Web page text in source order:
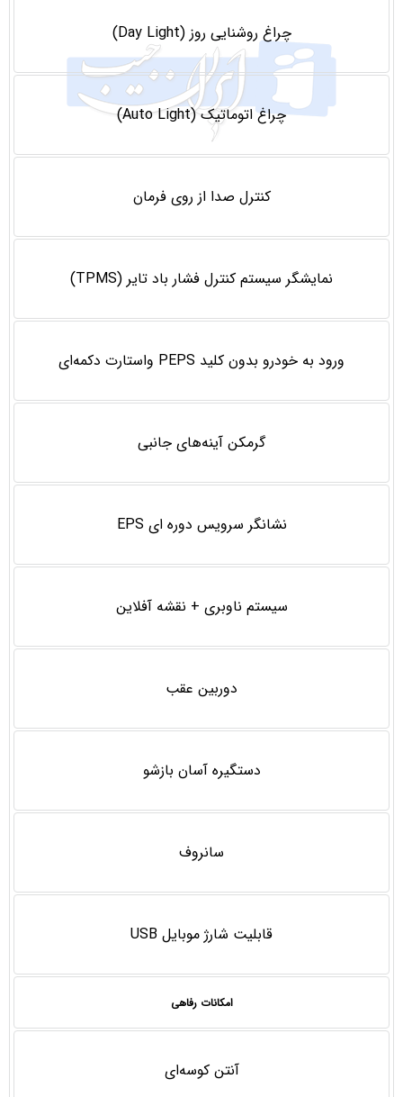
چراغ روشنایی روز (Day Light)
چراغ اتوماتیک (Auto Light)
کنترل صدا از روی فرمان
نمایشگر سیستم کنترل فشار باد تایر (TPMS)
ورود به خودرو بدون کلید PEPS واستارت دکمه‌ای
گرمکن آینه‌های جانبی
نشانگر سرويس دوره ای EPS
سیستم ناوبری + نقشه آفلاین
دوربین عقب
دستگيره آسان بازشو
سانروف
قابلیت شارژ موبایل USB
امکانات رفاهی
آنتن کوسه‌ای